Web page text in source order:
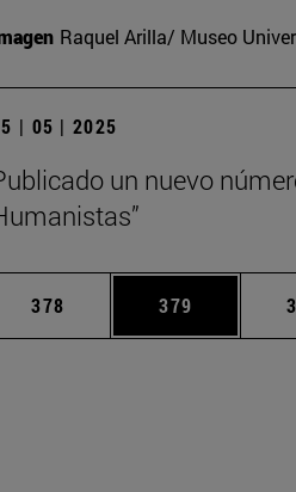
Raquel Arilla/ Museo
| 05 | 2025
un nuevo
intermedias Use TAB para
Página
378 Página
379